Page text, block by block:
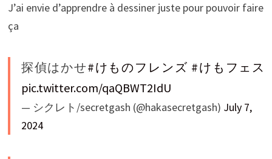
J’ai envie d’apprendre à dessiner juste pour pouvoir faire
ça
探偵はかせ#けものフレンズ #けもフェス
pic.twitter.com/qaQBWT2IdU
— シクレト/secretgash (@hakasecretgash) July 7,
2024